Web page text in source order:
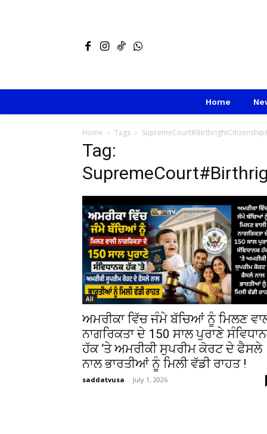
Home
Home Tags
Tag:
All
ਅਮਰੀਕਾ ਵਿੱਚ ਜੰਮੇ ਬੱਚਿਆਂ ਨੂੰ ਮਿਲਣ
ਨਾਗਰਿਕਤਾ ਦੇ 150 ਸਾਲ ਪੁਰਾਣੇ
ਹੱਕ ‘ਤੇ ਅਮਰੀਕੀ ਸੁਪਰੀਮ ਕੋਰਟ ਦੇ ਫੈਸਲੇ
ਨਾਲ ਭਾਰਤੀਆਂ ਨੂੰ ਮਿਲੀ ਵੱਡੀ ਰਾਹਤ !
saddatvusa - July 1, 2026